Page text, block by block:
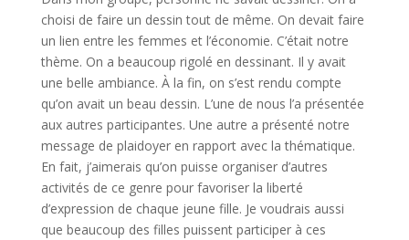
choisi de faire un dessin tout de même. On devait faire
un lien entre les femmes et l’économie. C’était notre
thème. On a beaucoup rigolé en dessinant. Il y avait
une belle ambiance. À la fin, on s’est rendu compte
qu’on avait un beau dessin. L’une de nous l’a présentée
aux autres participantes. Une autre a présenté notre
message de plaidoyer en rapport avec la thématique.
En fait, j’aimerais qu’on puisse organiser d’autres
activités de ce genre pour favoriser la liberté
d’expression de chaque jeune fille. Je voudrais aussi
que beaucoup des filles puissent participer à ces